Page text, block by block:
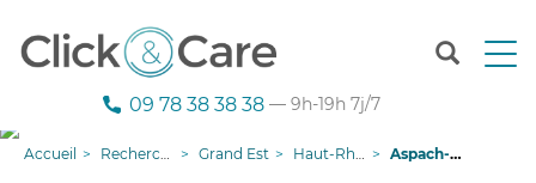
T
09 78 38 38 38 — 9h-19h 7j/7
Accueil Recherche aide à domicile Grand Est Haut-Rhin Aspach-le-Haut